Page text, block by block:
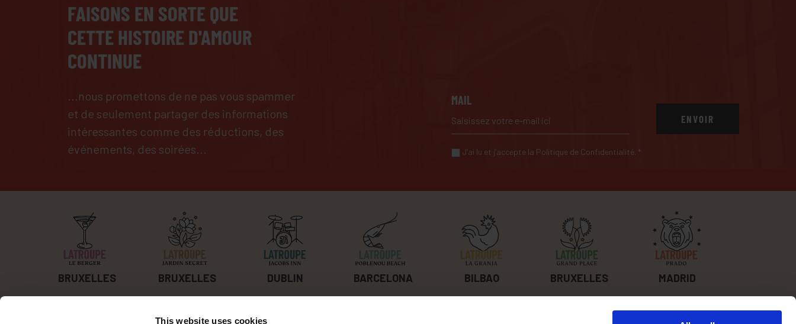
This website uses cookies
FAISONS EN SORTE QUE
CETTE HISTOIRE D'AMOUR
CONTINUE
...nous promettons de ne pas vous spammer
et de seulement partager des informations
intéressantes comme des réductions, des
événements, des soirées...
MAIL
ENVOIR
J’ai lu et j’accepte la Politique de Confidentialité. *
BRUXELLES BRUXELLES DUBLIN BARCELONA BILBAO BRUXELLES MADRID